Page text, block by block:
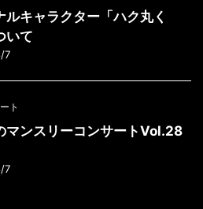
ルキャラクター「ハク丸く
いて
7
ト
マンスリーコンサートVol.28
7